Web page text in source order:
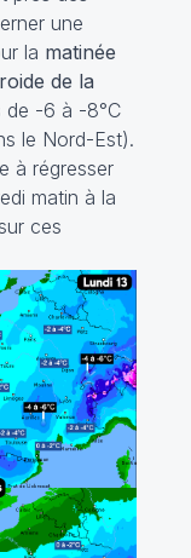
une
la matinée
de la
de -6 à -8°C
le Nord-Est).
à régresser
matin à la
ces